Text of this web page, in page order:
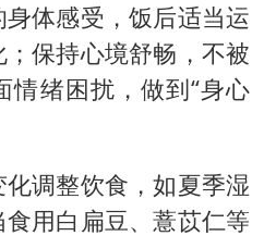
体感受，饭后适当运
保持心境舒畅，不被
情绪困扰，做到“身心
调整饮食，如夏季湿
用白扁豆、薏苡仁等